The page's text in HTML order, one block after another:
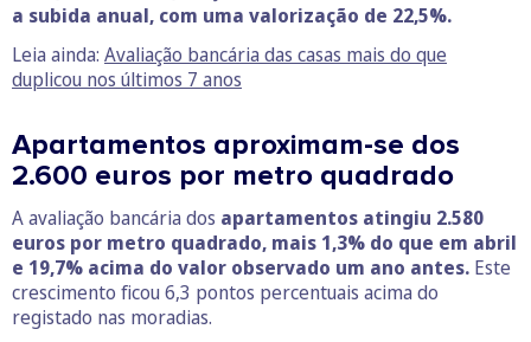
a subida anual, com uma valorização de 22,5%.
Leia ainda: Avaliação bancária das casas mais do que
duplicou nos últimos 7 anos
Apartamentos aproximam-se dos
2.600 euros por metro quadrado
A avaliação bancária dos apartamentos atingiu 2.580
euros por metro quadrado, mais 1,3% do que em abril
e 19,7% acima do valor observado um ano antes. Este
crescimento ficou 6,3 pontos percentuais acima do
registado nas moradias.